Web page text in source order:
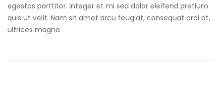
egestas porttitor. Integer et mi sed dolor eleifend pretium
quis ut velit. Nam sit amet arcu feugiat, consequat orci at,
ultrices magna